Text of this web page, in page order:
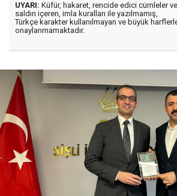
UYARI: Küfür, hakaret, rencide edici cümleler
saldırı içeren, imla kuralları ile yazılmamış,
Türkçe karakter kullanılmayan ve büyük
onaylanmamaktadır.